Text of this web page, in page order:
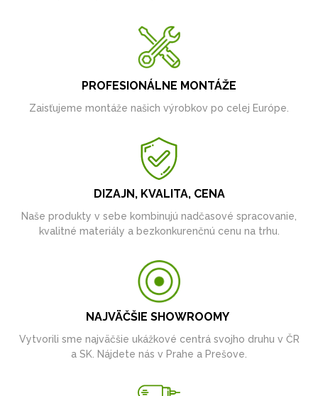
PROFESIONÁLNE MONTÁŽE
Zaisťujeme montáže našich výrobkov po celej Európe.
DIZAJN, KVALITA, CENA
Naše produkty v sebe kombinujú nadčasové spracovanie,
kvalitné materiály a bezkonkurenčnú cenu na trhu.
NAJVÄČŠIE SHOWROOMY
Vytvorili sme najväčšie ukážkové centrá svojho druhu v ČR
a SK. Nájdete nás v Prahe a Prešove.